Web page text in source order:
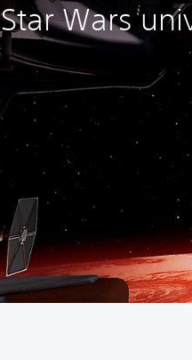
Star Wars